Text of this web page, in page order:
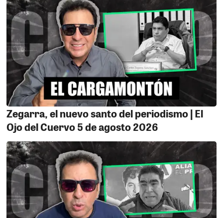
sorpresa ya que Mediante la resolución Gerencial
General Regional N°016 – 2026 – GORE – ICA firmada
por el Ing. Abel Osorio, se dispone iniciar un
procedimiento administrativo disciplinario contra
Roberto López Mariños por la sanción de Suspensión
Sin Goce de Remuneración por falta administrativa de
acuerdo al articulo 85° de la ley 30057 de la Ley Servir.
El funcionario en mención, omitió presentar a la
comisión de Inclusión Social y Personas con
Discapacidad del Congreso de la Republica y al
CONADIS, el informe anual 2024 sobre el cumplimiento
ejecución de más de 16 mil soles, hecho que limitó la
transparencia y la rendición de cuentas. ¿Qué hizo con
los 16 mil soles? Hasta hoy no lo sabe el gerente no lo
sabe la prensa y menos la población, ¿cumplirá con la
rendición de cuentas?
Zegarra, el nuevo santo del periodismo | El
Ojo del Cuervo 5 de agosto 2026